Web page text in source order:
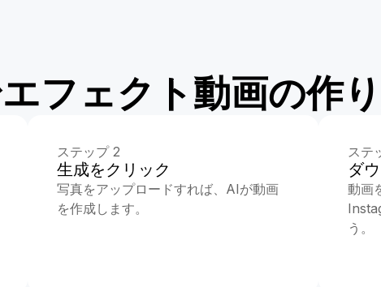
フェクト動画の作
ステップ 2
生成をクリック
写真をアップロードすれば、AIが動画
を作成します。
ステ
ダ
動画
う。